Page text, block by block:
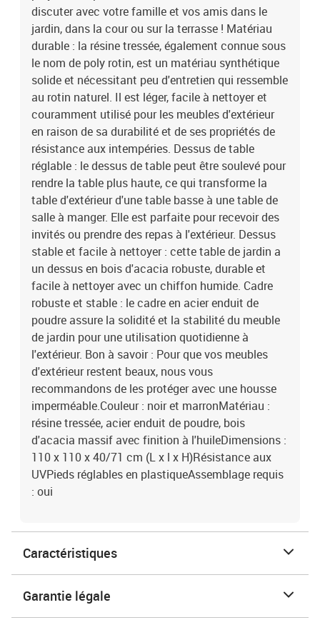
discuter avec votre famille et vos amis dans le
jardin, dans la cour ou sur la terrasse ! Matériau
durable : la résine tressée, également connue sous
le nom de poly rotin, est un matériau synthétique
solide et nécessitant peu d'entretien qui ressemble
au rotin naturel. Il est léger, facile à nettoyer et
couramment utilisé pour les meubles d'extérieur
en raison de sa durabilité et de ses propriétés de
résistance aux intempéries. Dessus de table
réglable : le dessus de table peut être soulevé pour
rendre la table plus haute, ce qui transforme la
table d'extérieur d'une table basse à une table de
salle à manger. Elle est parfaite pour recevoir des
invités ou prendre des repas à l'extérieur. Dessus
stable et facile à nettoyer : cette table de jardin a
un dessus en bois d'acacia robuste, durable et
facile à nettoyer avec un chiffon humide. Cadre
robuste et stable : le cadre en acier enduit de
poudre assure la solidité et la stabilité du meuble
de jardin pour une utilisation quotidienne à
l'extérieur. Bon à savoir : Pour que vos meubles
d'extérieur restent beaux, nous vous
recommandons de les protéger avec une housse
imperméable.Couleur : noir et marronMatériau :
résine tressée, acier enduit de poudre, bois
d'acacia massif avec finition à l'huileDimensions :
110 x 110 x 40/71 cm (L x l x H)Résistance aux
UVPieds réglables en plastiqueAssemblage requis
: oui
Caractéristiques
Garantie légale